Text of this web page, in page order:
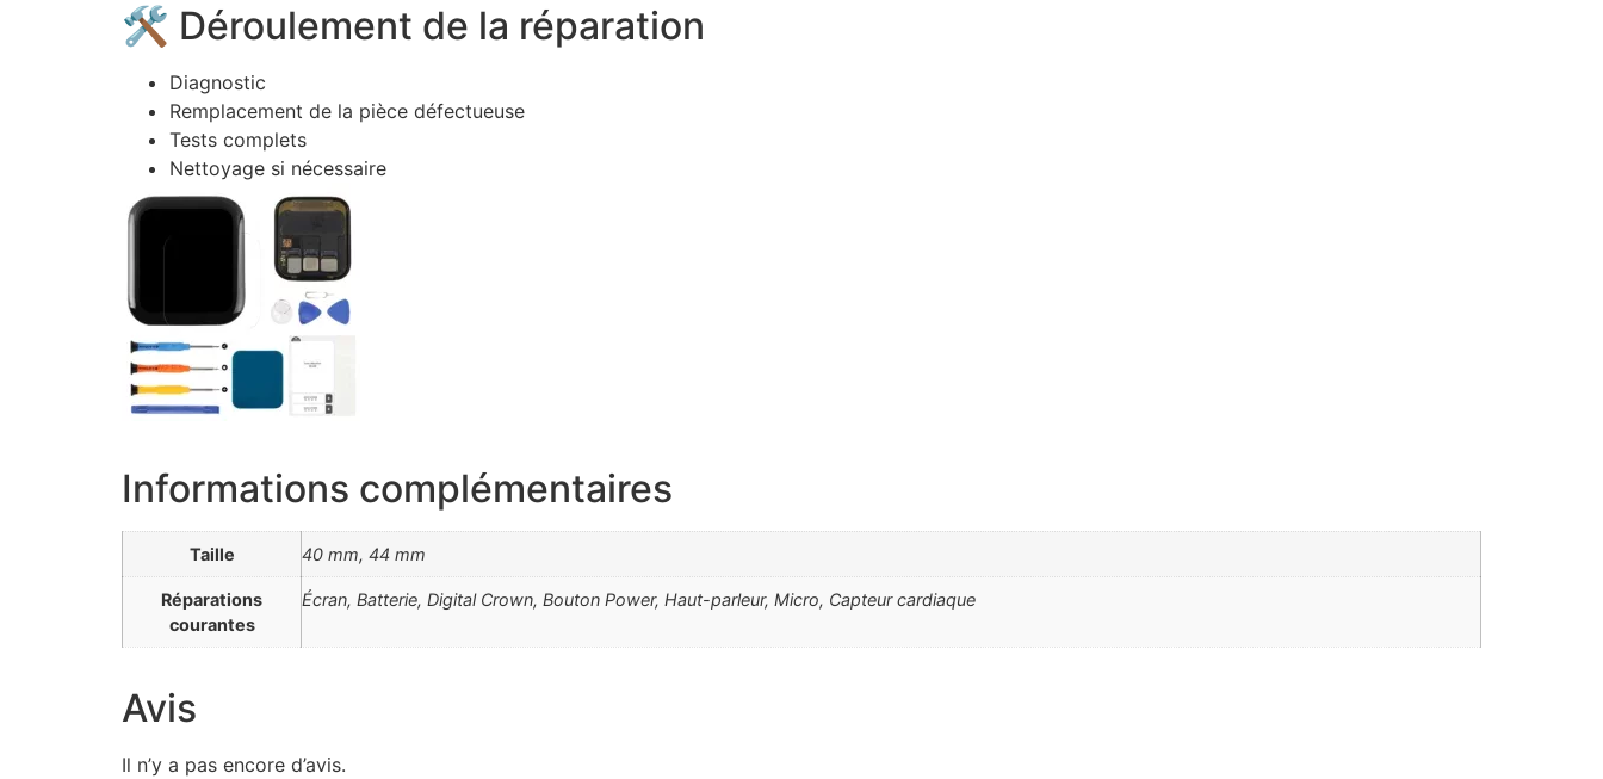
🛠️ Déroulement de la réparation
Diagnostic
Remplacement de la pièce défectueuse
Tests complets
Nettoyage si nécessaire
Informations complémentaires
Taille 40 mm, 44 mm
Réparations
courantes
Écran, Batterie, Digital Crown, Bouton Power, Haut-parleur, Micro, Capteur cardiaque
Avis
Il n’y a pas encore d’avis.